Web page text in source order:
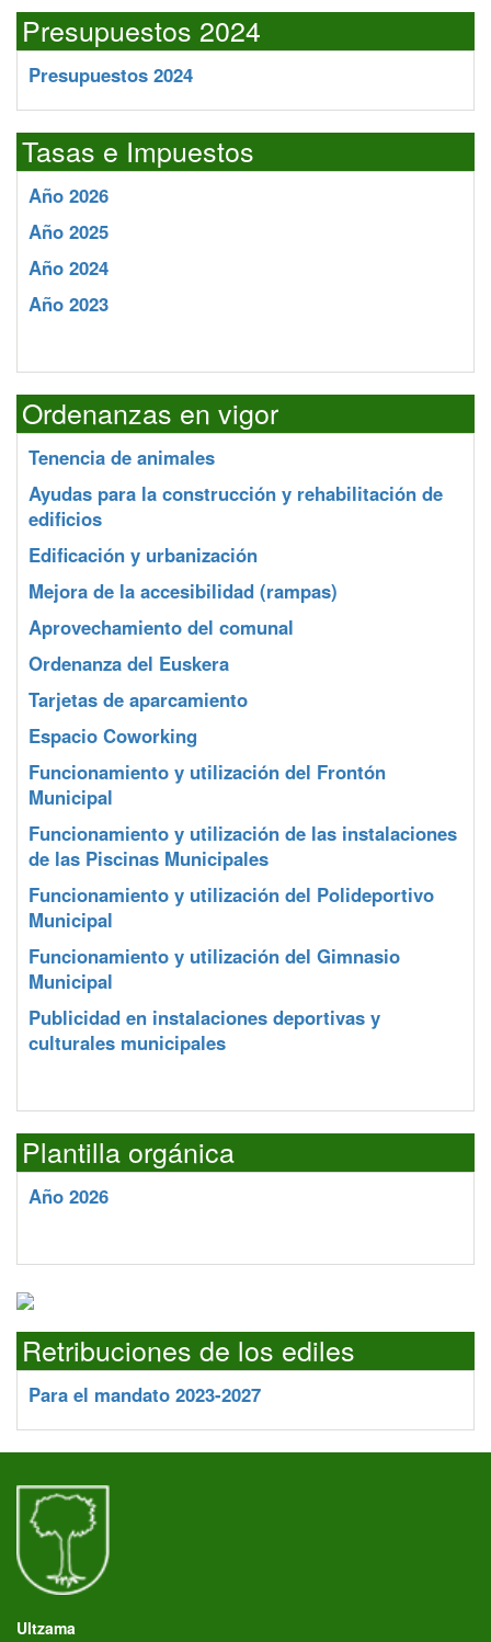
Presupuestos 2024
Presupuestos 2024
Tasas e Impuestos
Año 2026
Año 2025
Año 2024
Año 2023
Ordenanzas en vigor
Tenencia de animales
Ayudas para la construcción y rehabilitación de
edificios
Edificación y urbanización
Mejora de la accesibilidad (rampas)
Aprovechamiento del comunal
Ordenanza del Euskera
Tarjetas de aparcamiento
Espacio Coworking
Funcionamiento y utilización del Frontón
Municipal
Funcionamiento y utilización de las instalaciones
de las Piscinas Municipales
Funcionamiento y utilización del Polideportivo
Municipal
Funcionamiento y utilización del Gimnasio
Municipal
Publicidad en instalaciones deportivas y
culturales municipales
Plantilla orgánica
Año 2026
Retribuciones de los ediles
Para el mandato 2023-2027
Ultzama